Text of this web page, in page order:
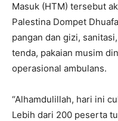
Masuk (HTM) tersebut
Palestina Dompet
pangan dan gizi,
tenda, pakaian musim
operasional ambulans.
“Alhamdulillah, hari ini
Lebih dari 200 peserta